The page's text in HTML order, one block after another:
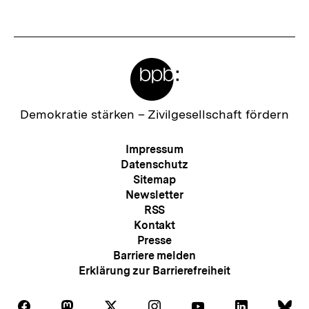
h
Zur
Demokratie stärken – Zivilgesellschaft fördern
Meta-
Navigation
Impressum
Datenschutz
Sitemap
Newsletter
RSS
Kontakt
Presse
Barriere melden
Erklärung zur Barrierefreiheit